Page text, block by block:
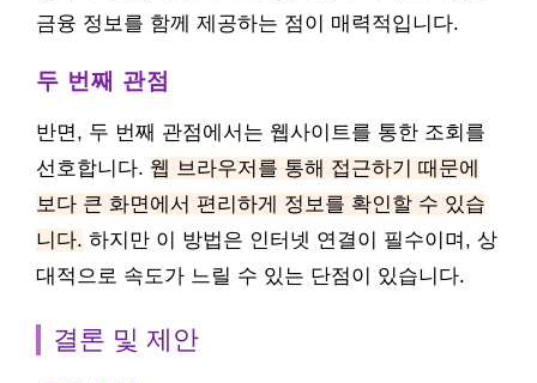
금융 정보를 함께 제공하는 점이 매력적입니다.
두 번째 관점
반면, 두 번째 관점에서는 웹사이트를 통한 조회를
선호합니다. 웹 브라우저를 통해 접근하기 때문에
보다 큰 화면에서 편리하게 정보를 확인할 수 있습
니다. 하지만 이 방법은 인터넷 연결이 필수이며, 상
대적으로 속도가 느릴 수 있는 단점이 있습니다.
결론 및 제안